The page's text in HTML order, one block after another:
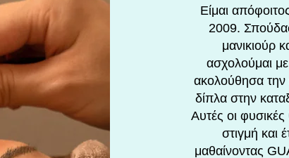
Είμαι
2009.
μανικιούρ
ασχολούμαι
ακολούθησα
δίπλα στην
Αυτές οι
στιγμή και
μαθαίνοντας